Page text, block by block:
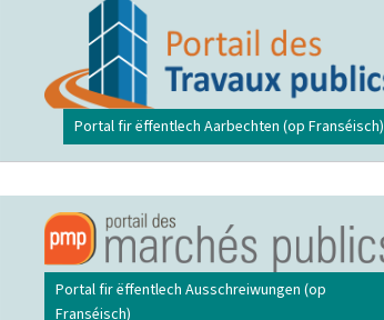
Portal fir ëffentlech Aarbechten (op Franséisch)
Portal fir ëffentlech Ausschreiwungen (op
Franséisch)